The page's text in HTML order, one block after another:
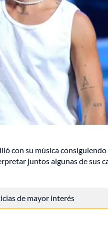
con su música
juntos algunas de sus
de mayor interés